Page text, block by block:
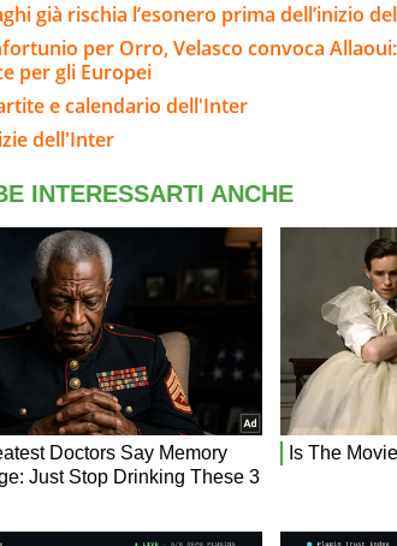
già rischia l’esonero prima dell’inizio
per Orro, Velasco convoca
per gli Europei
e calendario dell'Inter
dell'Inter